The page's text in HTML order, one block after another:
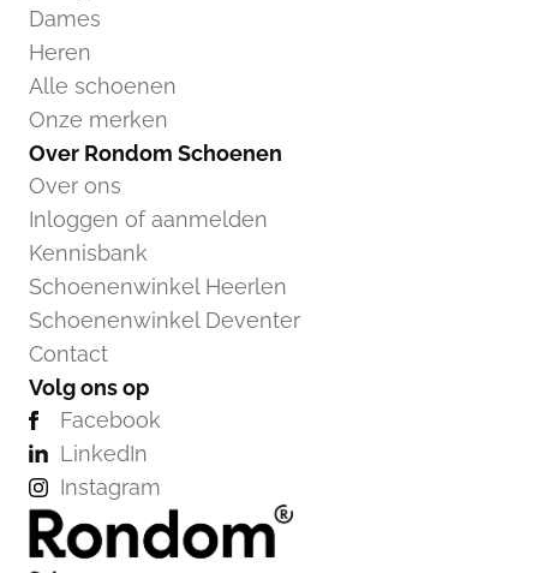
Dames
Heren
Alle schoenen
Onze merken
Over Rondom Schoenen
Over ons
Inloggen of aanmelden
Kennisbank
Schoenenwinkel Heerlen
Schoenenwinkel Deventer
Contact
Volg ons op
Facebook
LinkedIn
Instagram